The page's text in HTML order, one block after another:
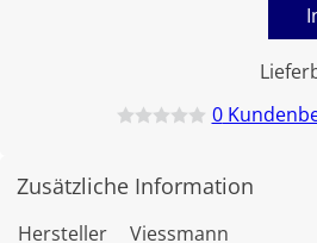
e
0
Zusätzliche Information
Hersteller Viessmann